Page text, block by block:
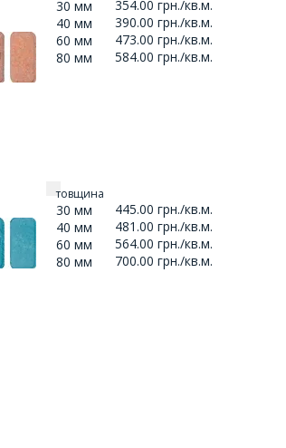
30 мм
40 мм
60 мм
80 мм
354.00 грн./кв.м.
390.00 грн./кв.м.
473.00 грн./кв.м.
584.00 грн./кв.м.
товщина
30 мм
40 мм
60 мм
80 мм
445.00 грн./кв.м.
481.00 грн./кв.м.
564.00 грн./кв.м.
700.00 грн./кв.м.